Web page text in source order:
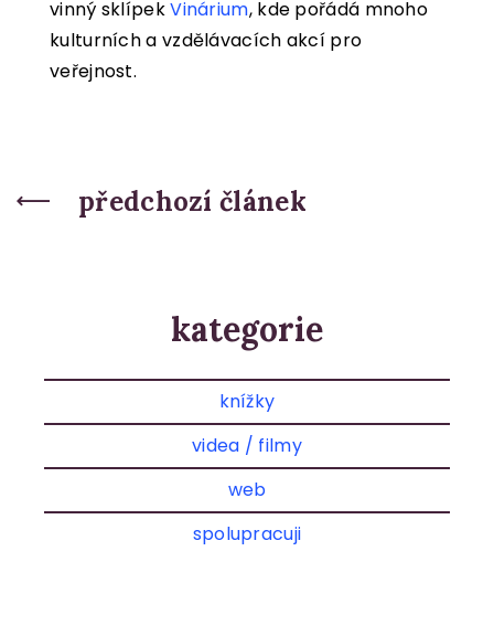
vinný sklípekVinárium, kde pořádá mnoho
kulturních a vzdělávacích akcí pro
veřejnost.
předchozí článek
kategorie
knížky
videa / filmy
web
spolupracuji